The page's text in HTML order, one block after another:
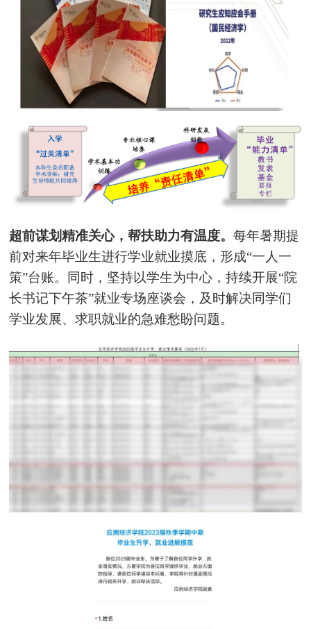
超前谋划精准关心，帮扶助力有温度。每年暑期提
前对来年毕业生进行学业就业摸底，形成“一人一
策”台账。同时，坚持以学生为中心，持续开展“院
长书记下午茶”就业专场座谈会，及时解决同学们
学业发展、求职就业的急难愁盼问题。